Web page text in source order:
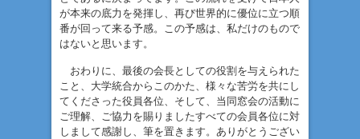
が本来の底力を発揮し、再び世界的に優位に立つ順
番が回って来る予感。この予感は、私だけのもので
はないと思います。
おわりに、最後の会長としての役割を与えられた
こと、大学統合からこのかた、様々な苦労を共にし
てくださった役員各位、そして、当同窓会の活動に
ご理解、ご協力を賜りましたすべての会員各位に対
しまして感謝し、筆を置きます。ありがとうござい